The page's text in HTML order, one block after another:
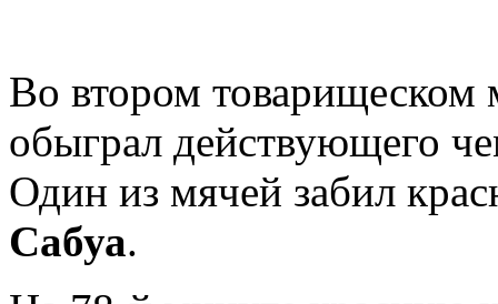
Во втором товарищеском
обыграл действующего
Один из мячей забил
Сабуа.